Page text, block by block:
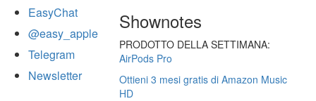
EasyChat
@easy_apple
Telegram
Newsletter
Shownotes
PRODOTTO DELLA SETTIMANA:
AirPods Pro
Ottieni 3 mesi gratis di Amazon Music
HD